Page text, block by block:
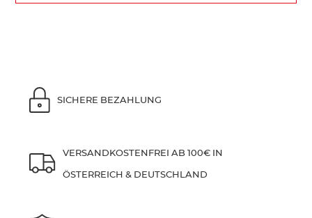
SICHERE BEZAHLUNG
VERSANDKOSTENFREI AB 100€ IN
ÖSTERREICH & DEUTSCHLAND